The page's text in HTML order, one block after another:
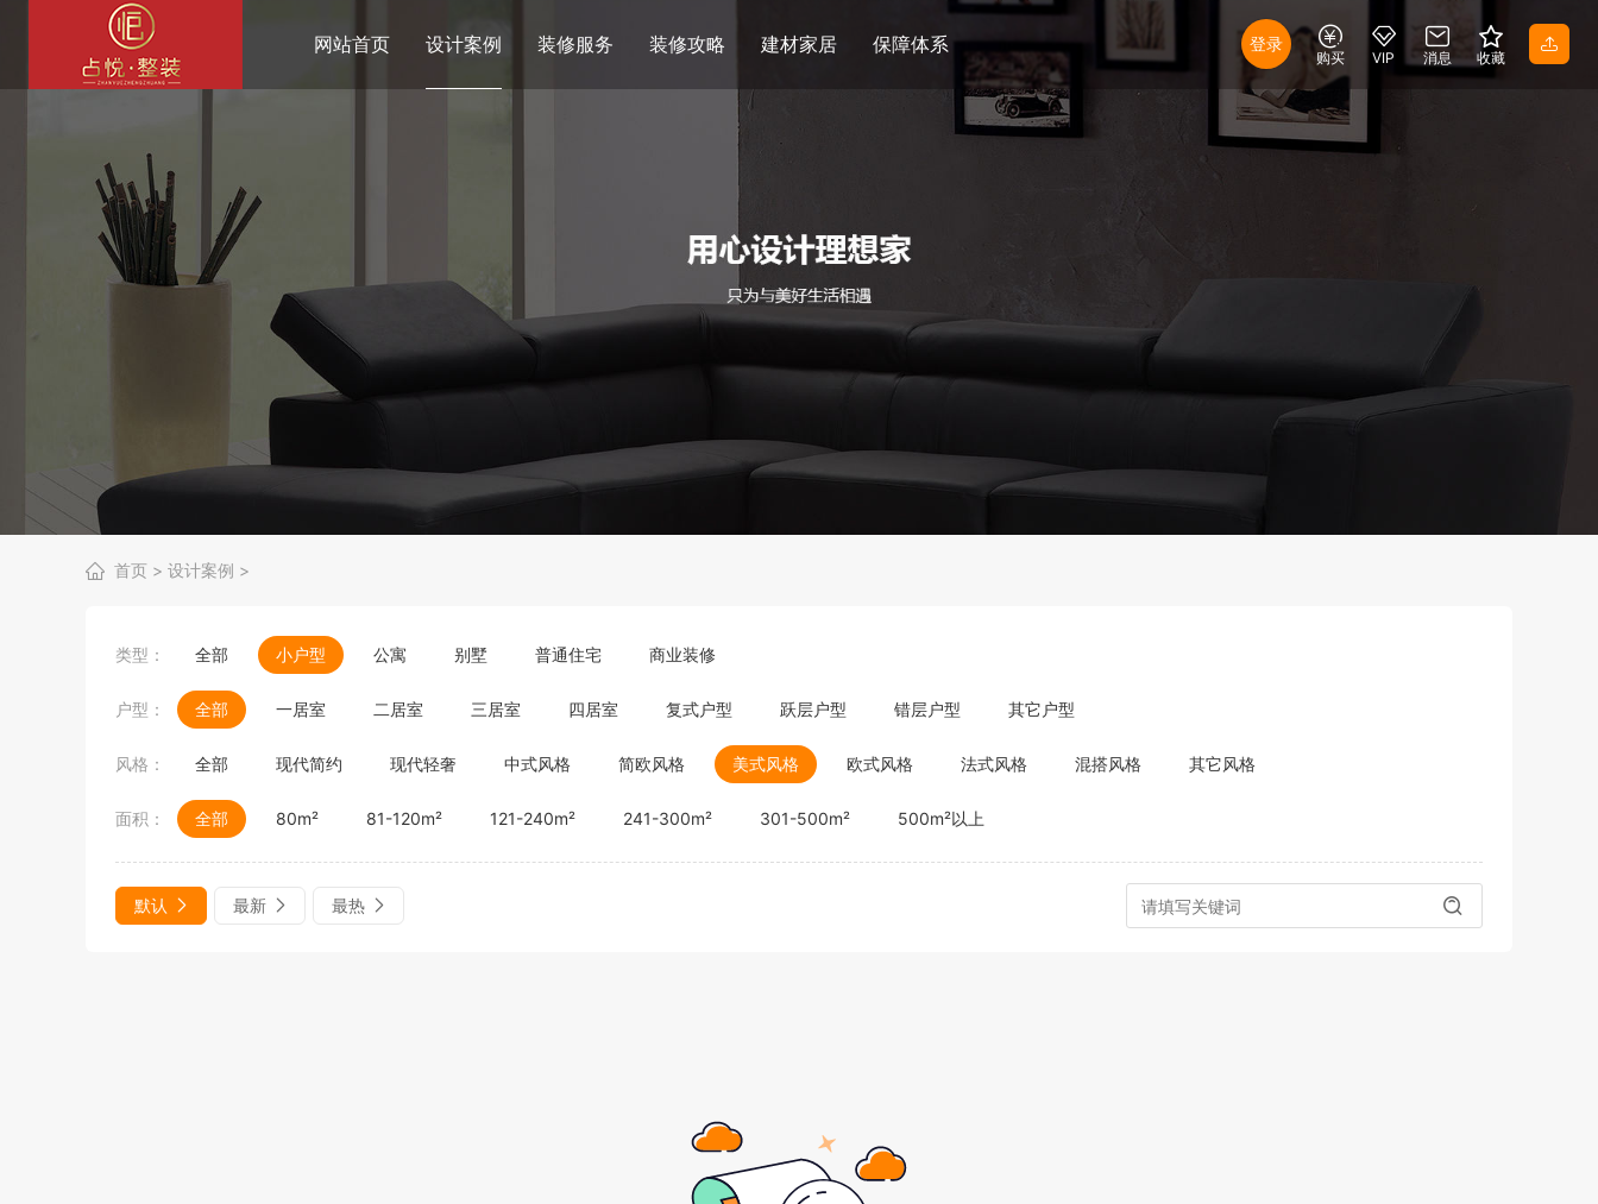
网站首页 设计案例 装修服务 装修攻略 建材家居 保障体系 登录
购买 VIP 消息 收藏
首页 > 设计案例 >
类型： 全部 小户型 公寓 别墅 普通住宅 商业装修
户型： 全部 一居室 二居室 三居室 四居室 复式户型 跃层户型 错层户型 其它户型
风格： 全部 现代简约 现代轻奢 中式风格 简欧风格 美式风格 欧式风格 法式风格 混搭风格 其它风格
面积： 全部 80m² 81-120m² 121-240m² 241-300m² 301-500m² 500m²以上
默认 最新 最热